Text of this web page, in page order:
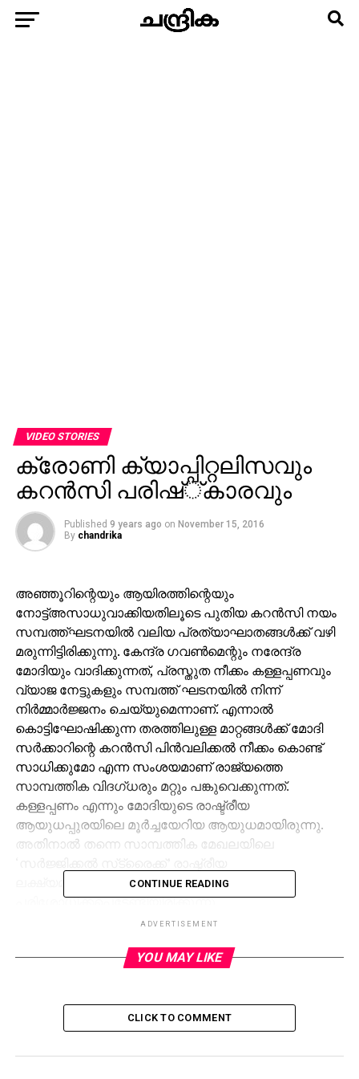
VIDEO STORIES
ക്രോണി ക്യാപ്പിറ്റലിസവും
കറന്‍സി പരിഷ്്കാരവും
Published 9 years ago on November 15, 2016
By chandrika
അഞ്ഞൂറിന്റെയും ആയിരത്തിന്റെയും
നോട്ട്അസാധുവാക്കിയതിലൂടെ പുതിയ കറന്‍സി നയം
സമ്പത്ത്ഘടനയില്‍ വലിയ പ്രത്യാഘാതങ്ങള്‍ക്ക് വഴി
മരുന്നിട്ടിരിക്കുന്നു. കേന്ദ്ര ഗവണ്‍മെന്റും നരേന്ദ്ര
മോദിയും വാദിക്കുന്നത്, പ്രസ്തുത നീക്കം കള്ളപ്പണവും
വ്യാജ നേട്ടുകളും സമ്പത്ത് ഘടനയില്‍ നിന്ന്
നിര്‍മ്മാര്‍ജ്ജനം ചെയ്യുമെന്നാണ്. എന്നാല്‍
കൊട്ടിഘോഷിക്കുന്ന തരത്തിലുള്ള മാറ്റങ്ങള്‍ക്ക് മോദി
സര്‍ക്കാറിന്റെ കറന്‍സി പിന്‍വലിക്കല്‍ നീക്കം കൊണ്ട്
സാധിക്കുമോ എന്ന സംശയമാണ് രാജ്യത്തെ
സാമ്പത്തിക വിദഗ്ധരും മറ്റും പങ്കുവെക്കുന്നത്.
കള്ളപ്പണം എന്നും മോദിയുടെ രാഷ്ട്രീയ
ആയുധപ്പുരയിലെ മൂര്‍ച്ചയേറിയ ആയുധമായിരുന്നു.
അതിനാല്‍ തന്നെ സാമ്പത്തിക മേഖലയിലെ
ലക്ഷ്യമിട്ടുള്ളതാണോ എന്ന്
പരിശോധിക്കപ്പെടേണ്ടിയിരിക്കുന്നു.
സംഘാടനം അതിന്റെ നിലനില്‍പ്പില്‍
രാജ്യത്തിന്റെ പൊതു സ്വീകാര്യതയോടുതന്നെ
ബന്ധപ്പെട്ടു കിടക്കുന്ന കാര്യമാണ്. ഇന്ത്യാ രാജ്യത്തെ
സംബന്ധിച്ചിടത്തോളം സ്വാതന്ത്ര്യ ലബ്ധി മുതല്‍
CONTINUE READING
ADVERTISEMENT
YOU MAY LIKE
CLICK TO COMMENT